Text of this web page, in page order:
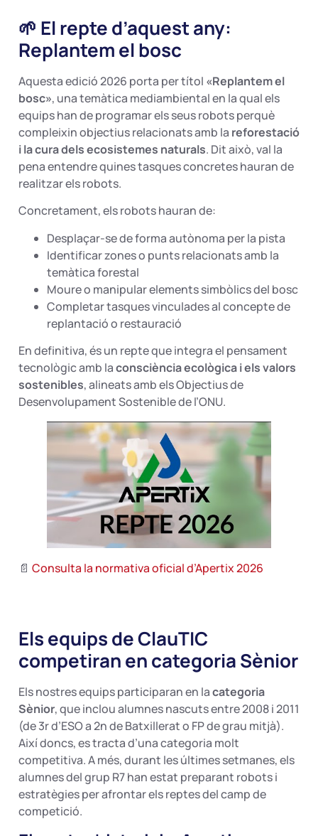
🌱 El repte d’aquest any:
Replantem el bosc
Aquesta edició 2026 porta per títol «Replantem el
bosc», una temàtica mediambiental en la qual els
equips han de programar els seus robots perquè
compleixin objectius relacionats amb la reforestació
i la cura dels ecosistemes naturals. Dit això, val la
pena entendre quines tasques concretes hauran de
realitzar els robots.
Concretament, els robots hauran de:
Desplaçar-se de forma autònoma per la pista
Identificar zones o punts relacionats amb la
temàtica forestal
Moure o manipular elements simbòlics del bosc
Completar tasques vinculades al concepte de
replantació o restauració
En definitiva, és un repte que integra el pensament
tecnològic amb laconsciència ecològica i els valors
sostenibles, alineats amb els Objectius de
Desenvolupament Sostenible de l’ONU.
📄 Consulta la normativa oficial d’Apertix 2026
Els equips de ClauTIC
competiran en categoria Sènior
Els nostres equips participaran en lacategoria
Sènior, que inclou alumnes nascuts entre 2008 i 2011
(de 3r d’ESO a 2n de Batxillerat o FP de grau mitjà).
Així doncs, es tracta d’una categoria molt
competitiva. A més, durant les últimes setmanes, els
alumnes del grup R7 han estat preparant robots i
estratègies per afrontar els reptes del camp de
competició.